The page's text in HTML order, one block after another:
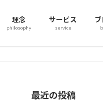
理念
philosophy
サービス
service
最近の投稿